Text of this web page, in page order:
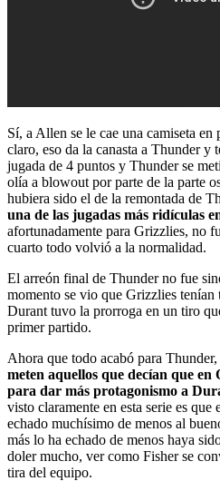
Sí, a Allen se le cae una camiseta
claro, eso da la canasta a Thunder y
jugada de 4 puntos y Thunder se
olía a blowout por parte de la parte
hubiera sido el de la remontada de
una de las jugadas más ridículas
afortunadamente para Grizzlies, no
cuarto todo volvió a la normalidad.
El arreón final de Thunder no fue
momento se vio que Grizzlies
Durant tuvo la prorroga en un tiro
primer partido.
Ahora que todo acabó para Thunder,
meten aquellos que decían que
para dar más protagonismo a
visto claramente en esta serie es que
echado muchísimo de menos al
más lo ha echado de menos haya
doler mucho, ver como Fisher se
tira del equipo.